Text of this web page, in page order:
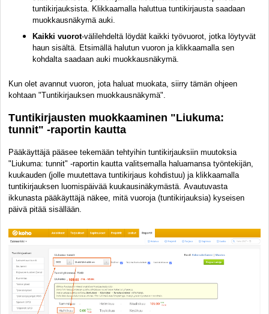
tuntikirjauksista. Klikkaamalla haluttua tuntikirjausta saadaan
muokkausnäkymä auki.
Kaikki vuorot-välilehdeltä löydät kaikki työvuorot, jotka löytyvät
haun sisältä. Etsimällä halutun vuoron ja klikkaamalla sen
kohdalta saadaan auki muokkausnäkymä.
Kun olet avannut vuoron, jota haluat muokata, siirry tämän ohjeen
kohtaan "Tuntikirjauksen muokkausnäkymä".
Tuntikirjausten muokkaaminen "Liukuma:
tunnit" -raportin kautta
Pääkäyttäjä pääsee tekemään tehtyihin tuntikirjauksiin muutoksia
"Liukuma: tunnit" -raportin kautta valitsemalla haluamansa työntekijän,
kuukauden (jolle muutettava tuntikirjaus kohdistuu) ja klikkaamalla
tuntikirjauksen luomispäivää kuukausinäkymästä. Avautuvasta
ikkunasta pääkäyttäjä näkee, mitä vuoroja (tuntikirjauksia) kyseisen
päivä pitää sisällään.